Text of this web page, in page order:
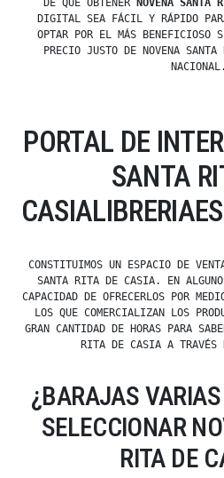
DE QUE OBTENER NOVENA SANTA
DIGITAL SEA FÁCIL Y RÁPIDO
OPTAR POR EL MÁS BENEFICIOSO
PRECIO JUSTO DE NOVENA
NACIONAL.
PORTAL DE
SANTA
CONSTITUIMOS UN ESPACIO DE
SANTA RITA DE CASIA. EN
CAPACIDAD DE OFRECERLOS POR
LOS QUE COMERCIALIZAN LOS
GRAN CANTIDAD DE HORAS PARA
RITA DE CASIA A TRAVÉS
¿BARAJAS
SELECCIONAR
RITA DE